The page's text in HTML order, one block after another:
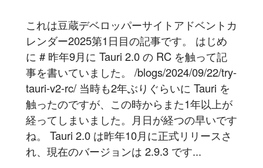
これは豆蔵デベロッパーサイトアドベントカ
レンダー2025第1日目の記事です。 はじめ
に # 昨年9月に Tauri 2.0 の RC を触って記
事を書いていました。 /blogs/2024/09/22/try-
tauri-v2-rc/ 当時も2年ぶりぐらいに Tauri を
触ったのですが、この時からまた1年以上が
経ってしまいました。月日が経つの早いです
ね。 Tauri 2.0 は昨年10月に正式リリースさ
れ、現在のバージョンは 2.9.3 です...